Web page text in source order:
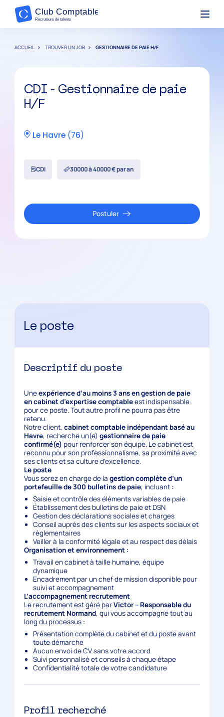
ACCUEIL TROUVER UN JOB GESTIONNAIRE DE PAIE H/F
CDI - Gestionnaire de paie
H/F
Le Havre(76)
CDI 30000 à 40000 € par an
Postuler
Le poste
Descriptif du poste
Uneexpérience d’au moins 3 ans en gestion de paie
en cabinet d’expertise comptableest indispensable
pour ce poste. Tout autre profil ne pourra pas être
retenu.
Notre client,cabinet comptable indépendant basé au
Havre, recherche un(e)gestionnaire de paie
confirmé(e) pour renforcer son équipe. Le cabinet est
reconnu pour son professionnalisme, sa proximité avec
ses clients et sa culture d’excellence.
Le poste
Vous serez en charge de lagestion complète d’un
portefeuille de 300 bulletins de paie, incluant :
Saisie et contrôle des éléments variables de paie
Établissement des bulletins de paie et DSN
Gestion des déclarations sociales et charges
Conseil auprès des clients sur les aspects sociaux et
réglementaires
Veiller à la conformité légale et au respect des délais
Organisation et environnement :
Travail en cabinet à taille humaine, équipe
dynamique
Encadrement par un chef de mission disponible pour
suivi et accompagnement
L’accompagnement recrutement
Le recrutement est géré parVictor – Responsable du
recrutement Normand, qui vous accompagne tout au
long du processus :
Présentation complète du cabinet et du poste avant
toute démarche
Aucun envoi de CV sans votre accord
Suivi personnalisé et conseils à chaque étape
Confidentialité totale de votre candidature
Profil recherché